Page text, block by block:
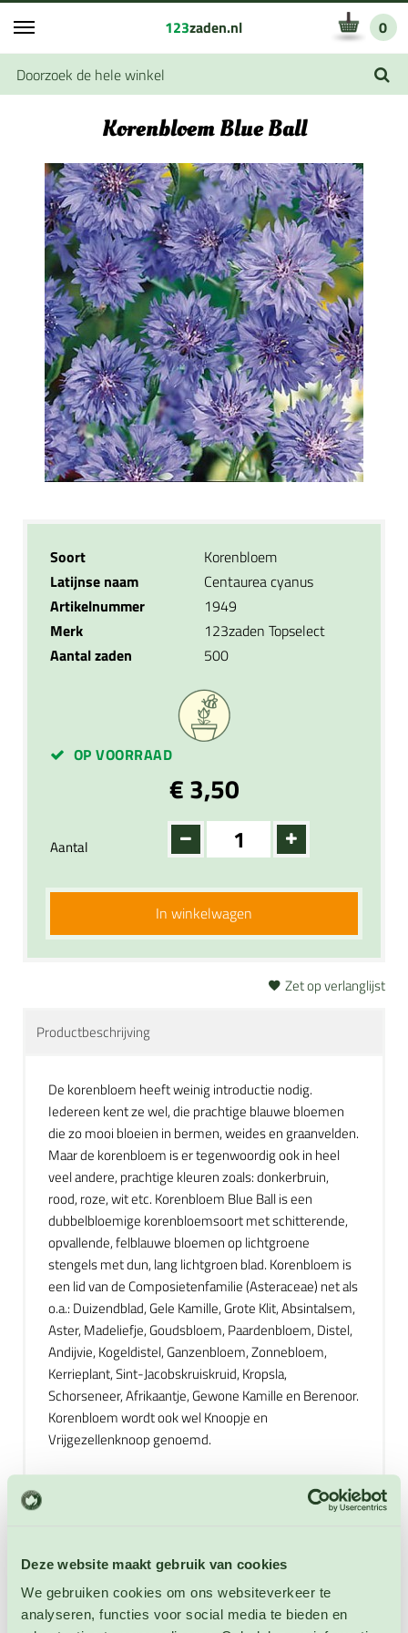
Deze website maakt gebruik van cookies
We gebruiken cookies om ons websiteverkeer te
analyseren, functies voor social media te bieden en
123zaden.nl 0
Korenbloem Blue Ball
Soort
Korenbloem
Latijnse naam
Centaurea cyanus
Artikelnummer
1949
Merk
123zaden Topselect
Aantal zaden
500
OP VOORRAAD
€ 3,50
Aantal
In winkelwagen
Zet op verlanglijst
Productbeschrijving
De korenbloem heeft weinig introductie nodig.
Iedereen kent ze wel, die prachtige blauwe bloemen
die zo mooi bloeien in bermen, weides en graanvelden.
Maar de korenbloem is er tegenwoordig ook in heel
veel andere, prachtige kleuren zoals: donkerbruin,
rood, roze, wit etc. Korenbloem Blue Ball is een
dubbelbloemige korenbloemsoort met schitterende,
opvallende, felblauwe bloemen op lichtgroene
stengels met dun, lang lichtgroen blad. Korenbloem is
een lid van de Composietenfamilie (Asteraceae) net als
o.a.: Duizendblad, Gele Kamille, Grote Klit, Absintalsem,
Aster, Madeliefje, Goudsbloem, Paardenbloem, Distel,
Andijvie, Kogeldistel, Ganzenbloem, Zonnebloem,
Kerrieplant, Sint-Jacobskruiskruid, Kropsla,
Schorseneer, Afrikaantje, Gewone Kamille en Berenoor.
Korenbloem wordt ook wel Knoopje en
Vrijgezellenknoop genoemd.
waterdoorlatende grond. Hij is gemakkelijk te kweken
prachtige plant. Mensen die geen tuin hebben, kunnen
ook genieten van deze plant, want hij kan gemakkelijk
in bloempotten en bakken op balkons worden